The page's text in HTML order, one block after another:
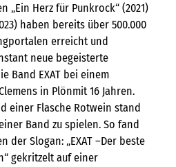
„Ein Herz für Punkrock“ (2021)
haben bereits über 500.000
erreicht und
neue begeisterte
Band EXAT bei einem
in Plönmit 16 Jahren.
einer Flasche Rotwein stand
Band zu spielen. So fand
der Slogan: „EXAT –Der beste
gekritzelt auf einer